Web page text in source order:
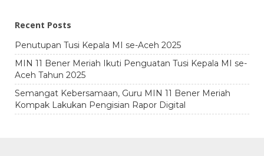
Recent Posts
Penutupan Tusi Kepala MI se-Aceh 2025
MIN 11 Bener Meriah Ikuti Penguatan Tusi Kepala MI se-
Aceh Tahun 2025
Semangat Kebersamaan, Guru MIN 11 Bener Meriah
Kompak Lakukan Pengisian Rapor Digital